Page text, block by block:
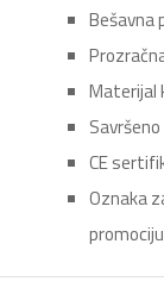
Bešavna
Materijal
CE
Oznaka